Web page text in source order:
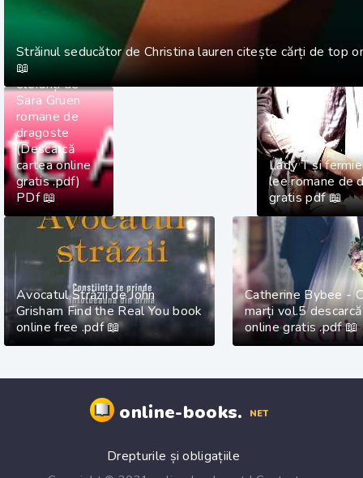
Străinul seducător de Christina lauren citește cărți de top
📖
Apă pentru
elefanți de
Sara Gruen
romane de
dragoste
(Descarcă
cartea online
gratis .pdf)
PDf 📖
Lady T și
lee romane de
gratis pdf 📖
Avocatul Străzii de John
Grisham Find the Real You book
online free .pdf 📖
Catherine Bybee -
marți vol.5
online gratis .pdf 📖
online-books. NET
Drepturile și obligațiile